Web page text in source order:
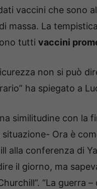
vaccini che sono
massa. La
tutti vaccini
non si può
ha spiegato a
similitudine con la
Ora è
alla conferenza di
il giorno, ma
“La guerra